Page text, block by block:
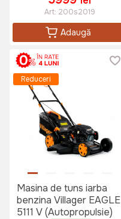
Art: 200s2019
Adaugă
Reduceri
Masina de tuns iarba
benzina Villager EAGLE
5111 V (Autopropulsie)